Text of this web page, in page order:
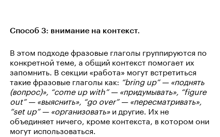
Способ 3: внимание на контекст.
В этом подходе фразовые глаголы группируются по
конкретной теме, а общий контекст помогает их
запомнить. В секции «работа» могут встретиться
такие фразовые глаголы как: “bring up” — «поднять
(вопрос)», “come up with” — «придумывать», “figure
out” — «выяснить», “go over” — «пересматривать»,
“set up” — «организовать» и другие. Их не
объединяет ничего, кроме контекста, в котором они
могут использоваться.